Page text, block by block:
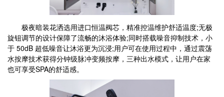
极夜暗装花洒选用进口恒温阀芯，精准控温维护舒适温度;无极
旋钮调节的设计保障了流畅的沐浴体验;同时搭载噪音抑制技术，小
于 50dB 超低噪音让沐浴更为沉浸;用户可在使用过程中，通过震荡
水按摩技术获得分钟级脉冲变频按摩，三种出水模式，让用户在家
也可享受SPA的舒适感。